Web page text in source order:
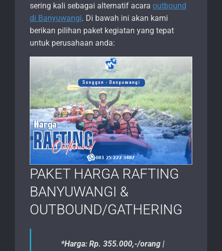
sering kali sebagai alternatif acara outbound
di Banyuwangi. Di bawah ini akan kami
berikan pilihan paket kegiatan yang tepat
untuk perusahaan anda:
PAKET HARGA RAFTING
BANYUWANGI &
OUTBOUND/GATHERING
*Harga: Rp. 355.000,-/orang |